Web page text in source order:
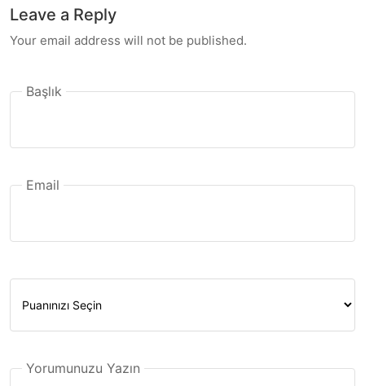
Leave a Reply
Your email address will not be published.
Başlık
Email
Yorumunuzu Yazın